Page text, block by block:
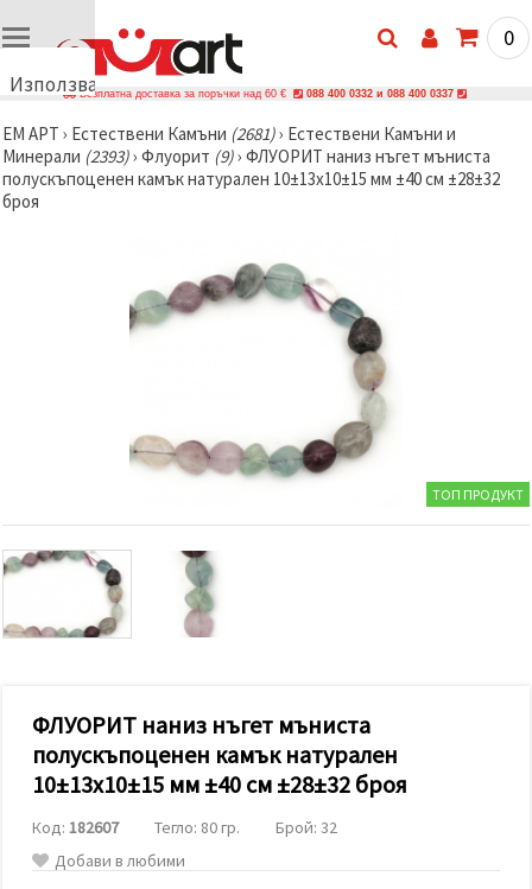
Използваме
🍪
Използваме
бисквитки
и подобни
по-
съдържание
и реклами,
на наши
съгласиш
всички
"бисквитки"
като
0
Безплатна доставка за поръчки над 60 € 088 400 0332 и 088 400 0337
ЕМ АРТ › Естествени Камъни (2681)› Естествени Камъни и
Минерали (2393)› Флуорит (9)› ФЛУОРИТ наниз нъгет мъниста
полускъпоценен камък натурален 10±13x10±15 мм ±40 см ±28±32
броя
ТОП ПРОДУКТ
ФЛУОРИТ наниз нъгет мъниста
полускъпоценен камък натурален
10±13x10±15 мм ±40 см ±28±32 броя
Код: 182607 Тегло: 80 гр.
Брой: 32
Добави в любими